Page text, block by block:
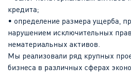
кредита;
• определение размера ущерба,
нарушением исключительных
нематериальных активов.
Мы реализовали ряд крупных
бизнеса в различных сферах